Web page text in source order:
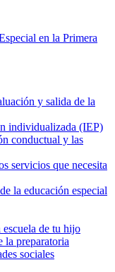
en la Primera
y salida de la
individualizada (IEP)
conductual y las
servicios que necesita
la educación especial
de tu hijo
la preparatoria
sociales